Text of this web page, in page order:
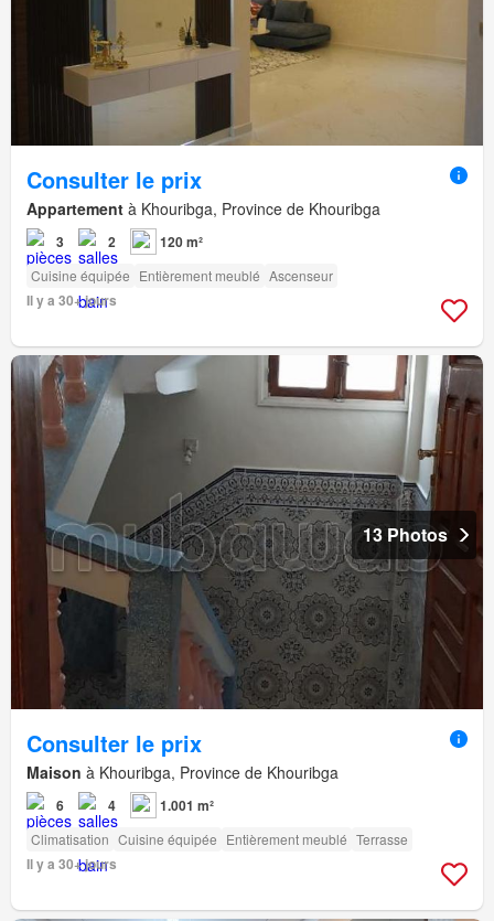
Consulter le prix
Appartement à Khouribga, Province de Khouribga
3 2 120 m²
Cuisine équipée Entièrement meublé Ascenseur
Il y a 30+ jours
13 Photos
Consulter le prix
Maison à Khouribga, Province de Khouribga
6 4 1.001 m²
Climatisation Cuisine équipée Entièrement meublé Terrasse
Il y a 30+ jours